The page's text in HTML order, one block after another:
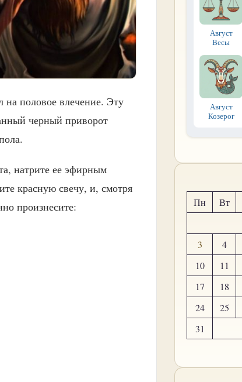
половое влечение. Эту
черный приворот
натрите ее эфирным
красную свечу, и, смотря
произнесите:
Август
Весы
Август
Козерог
Пн
Вт
3
4
10
11
17
18
24
25
31